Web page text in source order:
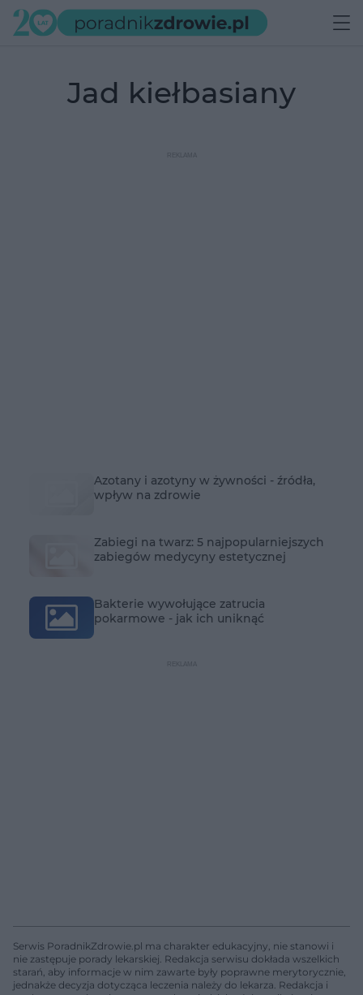
jad kiełbasiany
Azotany i azotyny w żywności - źródła,
wpływ na zdrowie
Zabiegi na twarz: 5 najpopularniejszych
zabiegów medycyny estetycznej
Bakterie wywołujące zatrucia
pokarmowe - jak ich uniknąć
Serwis PoradnikZdrowie.pl ma charakter edukacyjny, nie stanowi i
nie zastępuje porady lekarskiej. Redakcja serwisu dokłada wszelkich
starań, aby informacje w nim zawarte były poprawne merytorycznie,
jednakże decyzja dotycząca leczenia należy do lekarza. Redakcja i